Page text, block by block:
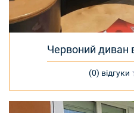
Червоний диван
(0) відгуки